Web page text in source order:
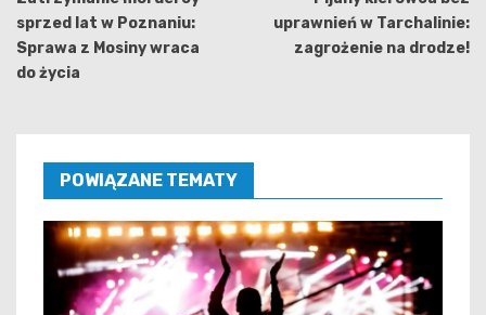
sprzed lat w Poznaniu:
Sprawa z Mosiny wraca
do życia
uprawnień w Tarchalinie:
zagrożenie na drodze!
POWIĄZANE TEMATY